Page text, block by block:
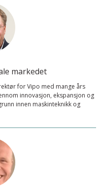
markedet
for Vipo med mange års
innovasjon, ekspansjon og
innen maskinteknikk og